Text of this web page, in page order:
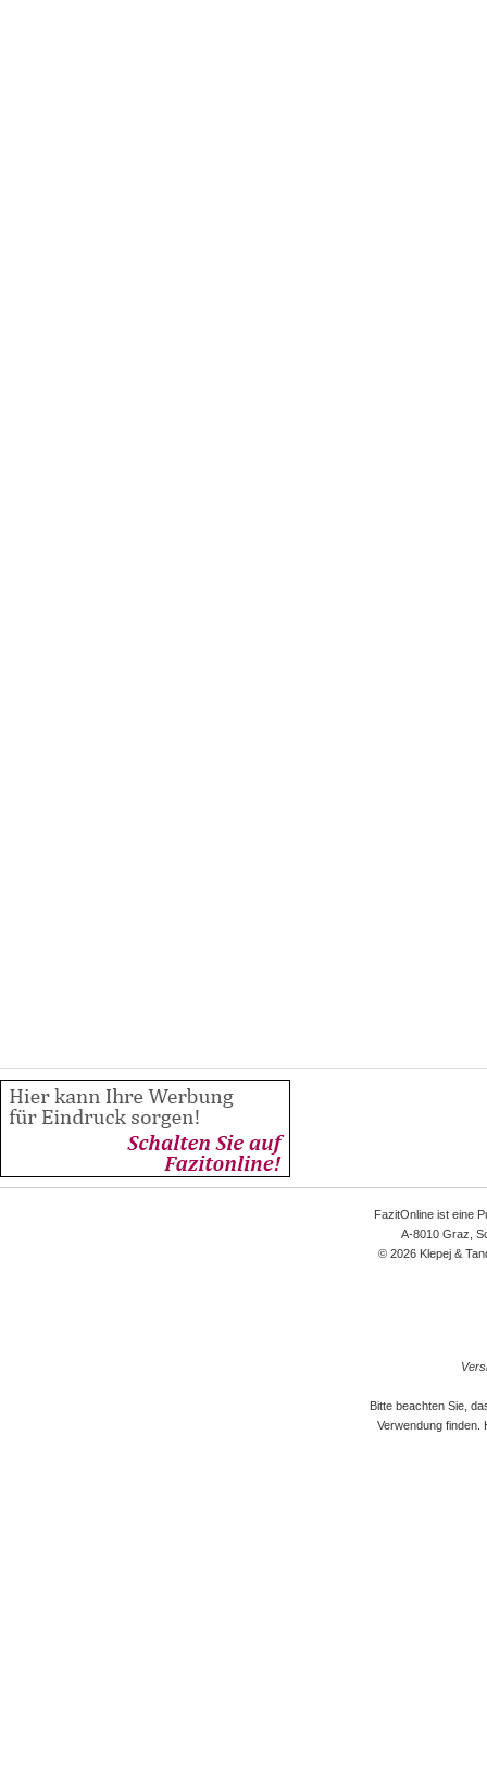
FazitOnline ist eine
A-8010 Graz,
© 2026 Klepej &
Bitte beachten Sie,
Verwendung finden.